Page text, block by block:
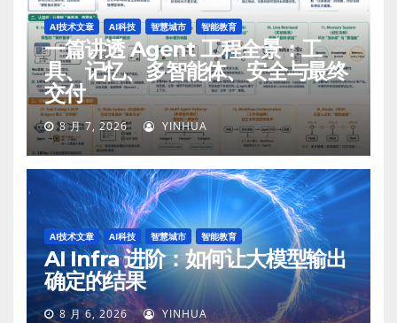
AI技术文章 AI科技 智慧城市 智能教育
一篇讲透 Agent 工程全景：工
具、记忆、多智能体、安全与最终
交付
8 月 7, 2026 YINHUA
AI技术文章 AI科技 智慧城市 智能教育
AI Infra 进阶：如何让大模型输出
确定的结果
8 月 6, 2026 YINHUA